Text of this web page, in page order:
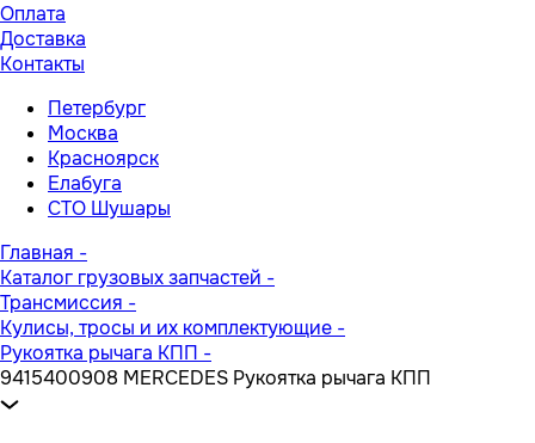
Оплата
Доставка
Контакты
Петербург
Москва
Красноярск
Елабуга
СТО Шушары
Главная -
Каталог грузовых запчастей -
Трансмиссия -
Кулисы, тросы и их комплектующие -
Рукоятка рычага КПП -
9415400908 MERCEDES Рукоятка рычага КПП